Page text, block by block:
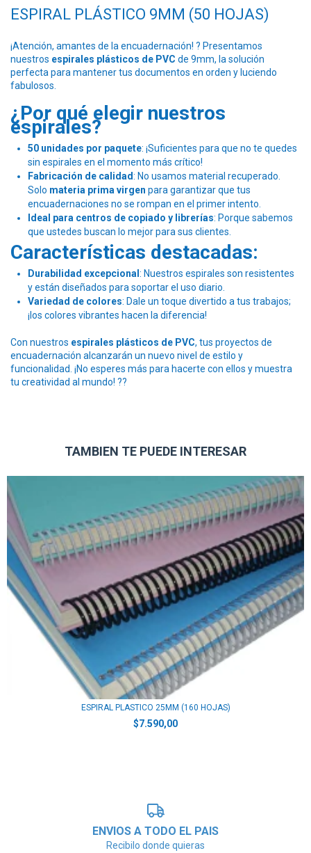
ESPIRAL PLÁSTICO 9MM (50 HOJAS)
¡Atención, amantes de la encuadernación! ? Presentamos
nuestros espirales plásticos de PVC de 9mm, la solución
perfecta para mantener tus documentos en orden y luciendo
fabulosos.
¿Por qué elegir nuestros
espirales?
50 unidades por paquete: ¡Suficientes para que no te quedes
sin espirales en el momento más crítico!
Fabricación de calidad: No usamos material recuperado.
Solo materia prima virgen para garantizar que tus
encuadernaciones no se rompan en el primer intento.
Ideal para centros de copiado y librerías: Porque sabemos
que ustedes buscan lo mejor para sus clientes.
Características destacadas:
Durabilidad excepcional: Nuestros espirales son resistentes
y están diseñados para soportar el uso diario.
Variedad de colores: Dale un toque divertido a tus trabajos;
¡los colores vibrantes hacen la diferencia!
Con nuestros espirales plásticos de PVC, tus proyectos de
encuadernación alcanzarán un nuevo nivel de estilo y
funcionalidad. ¡No esperes más para hacerte con ellos y muestra
tu creatividad al mundo! ??
TAMBIEN TE PUEDE INTERESAR
ESPIRAL PLASTICO 25MM (160 HOJAS)
$7.590,00
ENVIOS A TODO EL PAIS
Recibilo donde quieras